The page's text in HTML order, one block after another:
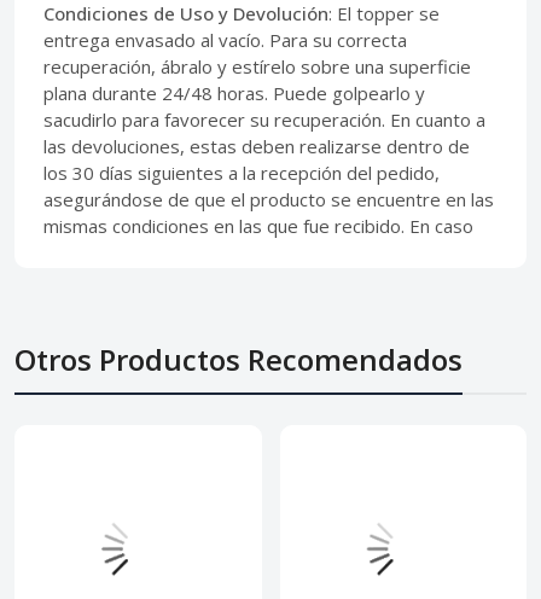
Condiciones de Uso y Devolución: El topper se
entrega envasado al vacío. Para su correcta
recuperación, ábralo y estírelo sobre una superficie
plana durante 24/48 horas. Puede golpearlo y
sacudirlo para favorecer su recuperación. En cuanto a
las devoluciones, estas deben realizarse dentro de
los 30 días siguientes a la recepción del pedido,
asegurándose de que el producto se encuentre en las
mismas condiciones en las que fue recibido. En caso
Otros Productos Recomendados